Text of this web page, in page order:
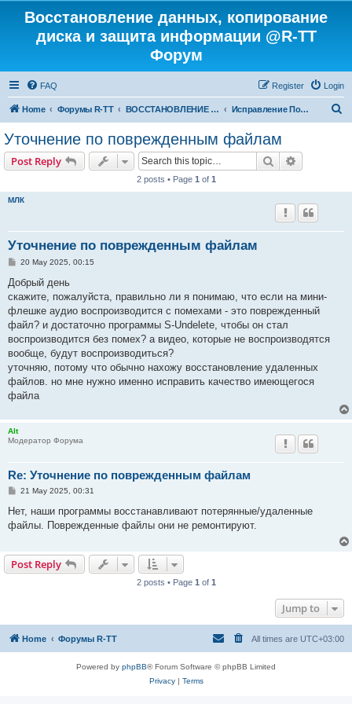
Восстановление данных, копирование
диска и защита информации @R-TT
Форум
FAQ Login
Register
Home Форумы R-TT ВОССТАНОВЛЕНИЕ ДАННЫХ И УДАЛЕННЫХ ФАЙЛОВ Исправление Поврежденных Файлов
Уточнение по поврежденным файлам
Post Reply Search
2 posts • Page 1 of 1
МЛК
Уточнение по поврежденным файлам
P
s
20 May 2025, 00:15
Добрый день
скажите, пожалуйста, правильно ли я понимаю, что если на мини-
флешке аудио воспроизводится с помехами - это поврежденный
файл? и достаточно программы S-Undelete, чтобы он стал
воспроизводится без помех? а видео, которые не воспроизводятся
вообще, будут воспроизводиться?
уточняю, потому что обычно нахожу восстановление удаленных
файлов. но мне нужно именно исправить качество имеющегося
файла
Alt
Модератор Форума
Re: Уточнение по поврежденным файлам
P
s
21 May 2025, 00:31
Нет, наши программы восстанавливают потерянные/удаленные
файлы. Поврежденные файлы они не ремонтируют.
Post Reply
2 posts • Page 1 of 1
Jump to
Home Форумы R-TT All times are UTC+03:00
Powered by phpBB® Forum Software © phpBB Limited
Privacy| Terms